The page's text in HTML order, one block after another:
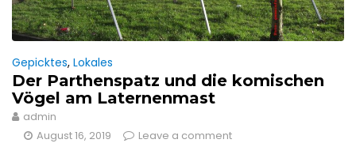
Gepicktes, Lokales
Der Parthenspatz und die komischen
Vögel am Laternenmast
admin
August 16, 2019
Leave a comment